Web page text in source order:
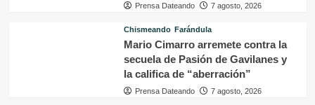
Prensa Dateando 7 agosto, 2026
Chismeando Farándula
Mario Cimarro arremete contra la
secuela de Pasión de Gavilanes y
la califica de “aberración”
Prensa Dateando 7 agosto, 2026